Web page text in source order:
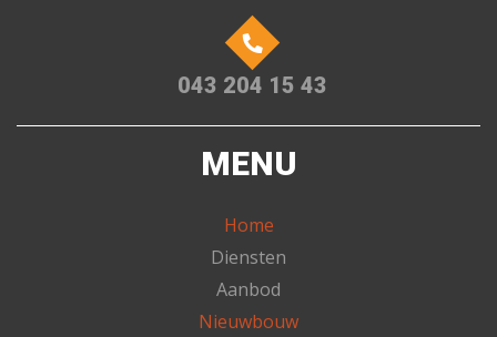
043 204 15 43
MENU
Home
Diensten
Aanbod
Nieuwbouw